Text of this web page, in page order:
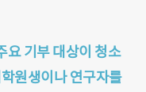
요 기부 대상이 청소
원생이나 연구자를